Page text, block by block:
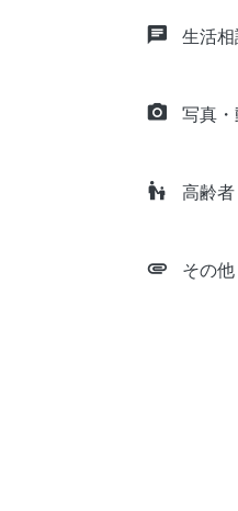
chat 生活相
camera_alt 写真
escalator_warning 高齢者
attachment その他